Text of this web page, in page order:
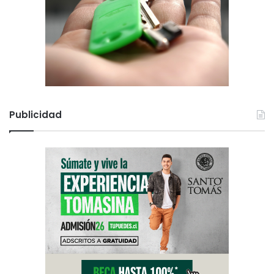
Publicidad